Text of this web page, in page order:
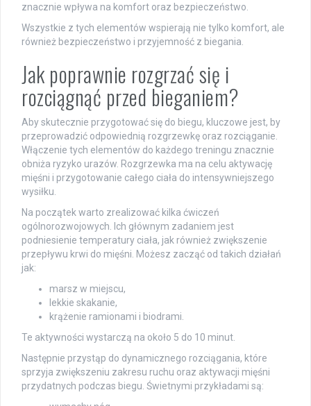
znacznie wpływa na komfort oraz bezpieczeństwo.
Wszystkie z tych elementów wspierają nie tylko komfort, ale
również bezpieczeństwo i przyjemność z biegania.
Jak poprawnie rozgrzać się i
rozciągnąć przed bieganiem?
Aby skutecznie przygotować się do biegu, kluczowe jest, by
przeprowadzić odpowiednią rozgrzewkę oraz rozciąganie.
Włączenie tych elementów do każdego treningu znacznie
obniża ryzyko urazów. Rozgrzewka ma na celu aktywację
mięśni i przygotowanie całego ciała do intensywniejszego
wysiłku.
Na początek warto zrealizować kilka ćwiczeń
ogólnorozwojowych. Ich głównym zadaniem jest
podniesienie temperatury ciała, jak również zwiększenie
przepływu krwi do mięśni. Możesz zacząć od takich działań
jak:
marsz w miejscu,
lekkie skakanie,
krążenie ramionami i biodrami.
Te aktywności wystarczą na około 5 do 10 minut.
Następnie przystąp do dynamicznego rozciągania, które
sprzyja zwiększeniu zakresu ruchu oraz aktywacji mięśni
przydatnych podczas biegu. Świetnymi przykładami są: